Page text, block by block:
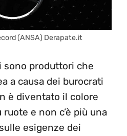
(ANSA) Derapate.it
sono produttori che
a causa dei burocrati
è diventato il colore
e non c’è più una
esigenze dei